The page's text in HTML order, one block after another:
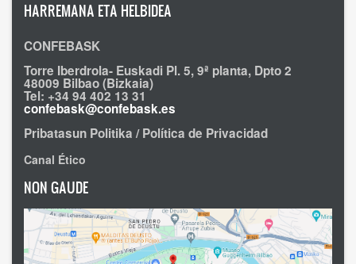
HARREMANA ETA HELBIDEA
CONFEBASK
Torre Iberdrola- Euskadi Pl. 5, 9ª planta, Dpto 2
48009 Bilbao (Bizkaia)
Tel: +34 94 402 13 31
confebask@confebask.es
Pribatasun Politika / Política de Privacidad
Canal Ético
NON GAUDE